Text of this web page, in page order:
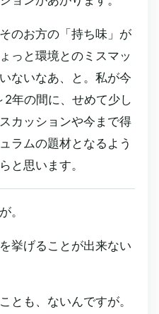
のお方の「持ち味」が
っと環境とのミスマッ
ないなあ、と。私が今
年の間に、せめて少し
カッションや今まで得
ラムの題材となるよう
と思います。
。
挙げることが出来ない
とも、ないんですが。